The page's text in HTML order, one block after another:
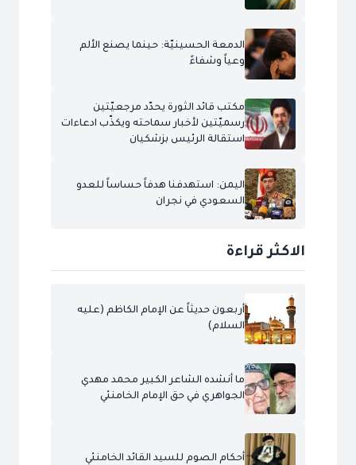
الدمعة الحسينيّة: حينما يصنع الألم
وعياً وشفاءً
مكتب قائد الثورة يحدّد مرجعيّتين
رسميّتين لأخبار سماحته ويكذّب ادعاءات
استقالة الرئيس بزشكيان
اليمن: استهدفنا هدفاً حساساً للعدو
السعودي في نجران
الاكثر قراءة
أربعون حديثاً عن الإمام الكاظم (عليه
السلام)
ما أنشده الشاعر الكبير محمد مهدي
الجواهري في حق الإمام الخامنئي
أحكام الصوم للسيد القائد الخامنئي